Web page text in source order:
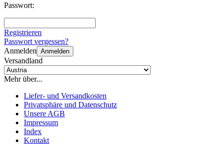
Passwort:
Registrieren
Passwort vergessen?
Anmelden Anmelden
Versandland
Mehr über...
Liefer- und Versandkosten
Privatsphäre und Datenschutz
Unsere AGB
Impressum
Index
Kontakt